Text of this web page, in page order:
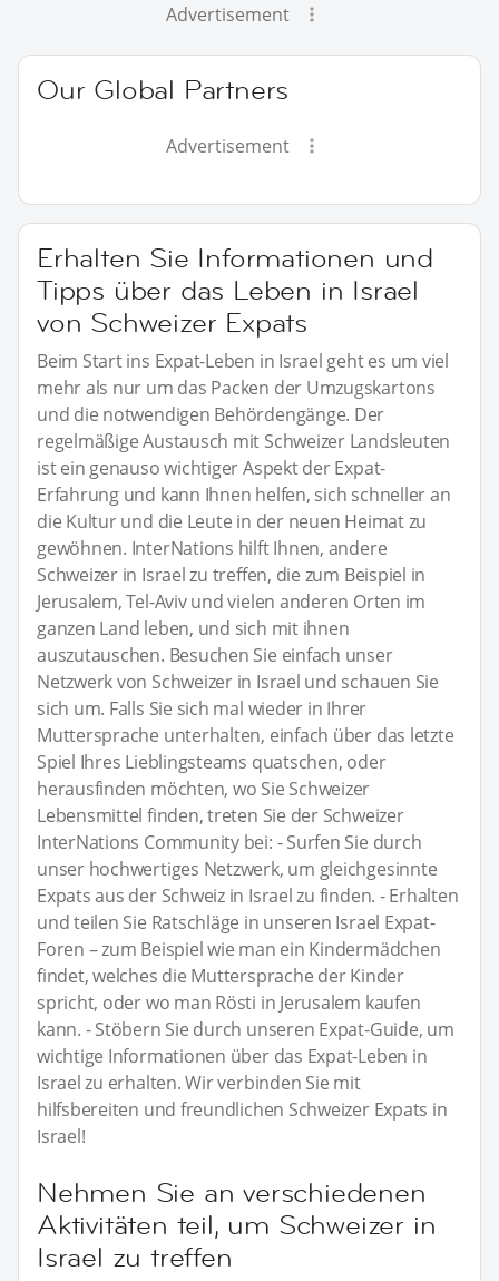
Advertisement
Our Global Partners
Advertisement
Erhalten Sie Informationen und
Tipps über das Leben in Israel
von Schweizer Expats
Beim Start ins Expat-Leben in Israel geht es um viel
mehr als nur um das Packen der Umzugskartons
und die notwendigen Behördengänge. Der
regelmäßige Austausch mit Schweizer Landsleuten
ist ein genauso wichtiger Aspekt der Expat-
Erfahrung und kann Ihnen helfen, sich schneller an
die Kultur und die Leute in der neuen Heimat zu
gewöhnen. InterNations hilft Ihnen, andere
Schweizer in Israel zu treffen, die zum Beispiel in
Jerusalem, Tel-Aviv und vielen anderen Orten im
ganzen Land leben, und sich mit ihnen
auszutauschen. Besuchen Sie einfach unser
Netzwerk von Schweizer in Israel und schauen Sie
sich um. Falls Sie sich mal wieder in Ihrer
Muttersprache unterhalten, einfach über das letzte
Spiel Ihres Lieblingsteams quatschen, oder
herausfinden möchten, wo Sie Schweizer
Lebensmittel finden, treten Sie der Schweizer
InterNations Community bei: - Surfen Sie durch
unser hochwertiges Netzwerk, um gleichgesinnte
Expats aus der Schweiz in Israel zu finden. - Erhalten
und teilen Sie Ratschläge in unseren Israel Expat-
Foren – zum Beispiel wie man ein Kindermädchen
findet, welches die Muttersprache der Kinder
spricht, oder wo man Rösti in Jerusalem kaufen
kann. - Stöbern Sie durch unseren Expat-Guide, um
wichtige Informationen über das Expat-Leben in
Israel zu erhalten. Wir verbinden Sie mit
hilfsbereiten und freundlichen Schweizer Expats in
Israel!
Nehmen Sie an verschiedenen
Aktivitäten teil, um Schweizer in
Israel zu treffen